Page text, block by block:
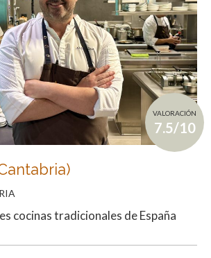
VALORACIÓN
7.5/10
cocinas tradicionales de España